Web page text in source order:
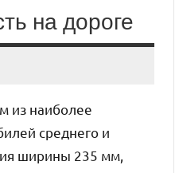
на дороге
из наиболее
среднего и
ширины 235 мм,